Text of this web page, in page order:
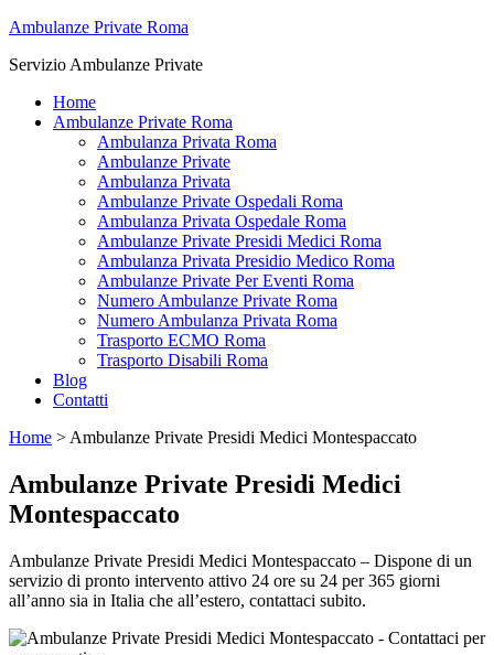
Ambulanze Private Roma
Servizio Ambulanze Private
Home
Ambulanze Private Roma
Ambulanza Privata Roma
Ambulanze Private
Ambulanza Privata
Ambulanze Private Ospedali Roma
Ambulanza Privata Ospedale Roma
Ambulanze Private Presidi Medici Roma
Ambulanza Privata Presidio Medico Roma
Ambulanze Private Per Eventi Roma
Numero Ambulanze Private Roma
Numero Ambulanza Privata Roma
Trasporto ECMO Roma
Trasporto Disabili Roma
Blog
Contatti
Home > Ambulanze Private Presidi Medici Montespaccato
Ambulanze Private Presidi Medici
Montespaccato
Ambulanze Private Presidi Medici Montespaccato – Dispone di un
servizio di pronto intervento attivo 24 ore su 24 per 365 giorni
all’anno sia in Italia che all’estero, contattaci subito.